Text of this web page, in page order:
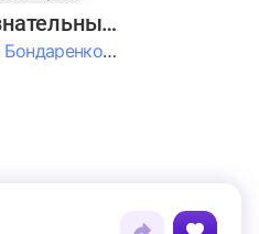
Любознательные Дети
Юлиана Бондаренко & Амелия Колпакова & Егор Егоров & Валерия Шевченко & Ксюша Косичкина